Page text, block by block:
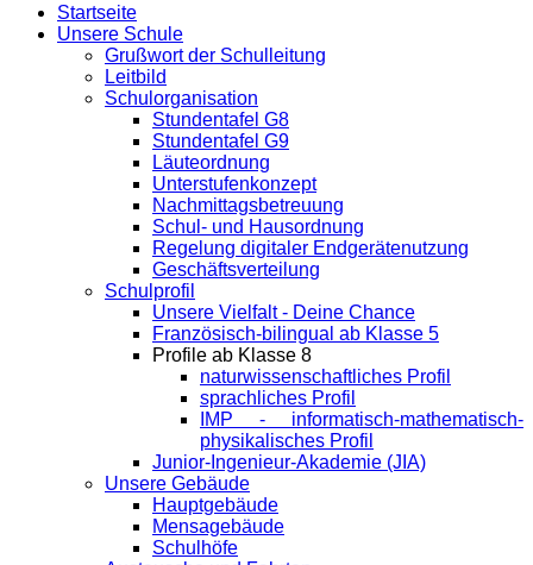
Startseite
Unsere Schule
Grußwort der Schulleitung
Leitbild
Schulorganisation
Stundentafel G8
Stundentafel G9
Läuteordnung
Unterstufenkonzept
Nachmittagsbetreuung
Schul- und Hausordnung
Regelung digitaler Endgeräte­nutzung
Geschäftsverteilung
Schulprofil
Unsere Vielfalt - Deine Chance
Französisch-bilingual ab Klasse 5
Profile ab Klasse 8
naturwissenschaftliches Profil
sprachliches Profil
IMP - informatisch-mathematisch-
physikalisches Profil
Junior-Ingenieur-Akademie (JIA)
Unsere Gebäude
Hauptgebäude
Mensagebäude
Schulhöfe